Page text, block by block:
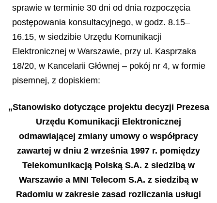
sprawie w terminie 30 dni od dnia rozpoczęcia
postępowania konsultacyjnego, w godz. 8.15–
16.15, w siedzibie Urzędu Komunikacji
Elektronicznej w Warszawie, przy ul. Kasprzaka
18/20, w Kancelarii Głównej – pokój nr 4, w formie
pisemnej, z dopiskiem:
„Stanowisko dotyczące projektu decyzji Prezesa
Urzędu Komunikacji Elektronicznej
odmawiającej zmiany umowy o współpracy
zawartej w dniu 2 września 1997 r. pomiędzy
Telekomunikacją Polską S.A. z siedzibą w
Warszawie a MNI Telecom S.A. z siedzibą w
Radomiu w zakresie zasad rozliczania usługi